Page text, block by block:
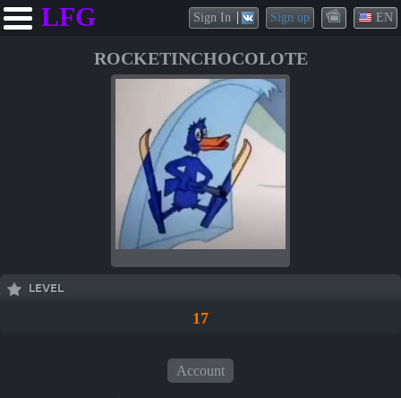
LFG Sign In Sign up EN
ROCKETINCHOCOLOTE
LEVEL
17
Account